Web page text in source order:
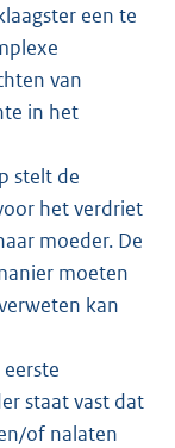
een te
van
in het
stelt de
het verdriet
moeder. De
moeten
kan
staat vast dat
of nalaten